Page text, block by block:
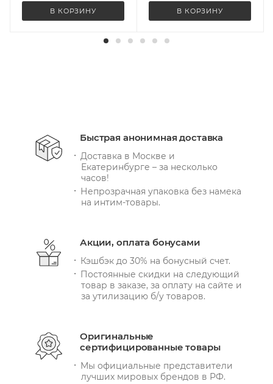
В КОРЗИНУ В КОРЗИНУ
Быстрая анонимная доставка
Доставка в Москве и
Екатеринбурге – за несколько
часов!
Непрозрачная упаковка без намека
на интим-товары.
Акции, оплата бонусами
Кэшбэк до 30% на бонусный счет.
Постоянные скидки на следующий
товар в заказе, за оплату на сайте и
за утилизацию б/у товаров.
Оригинальные
сертифицированные товары
Мы официальные представители
лучших мировых брендов в РФ.